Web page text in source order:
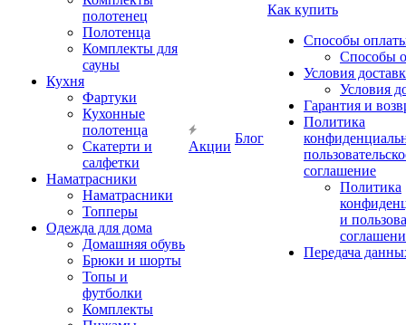
полотенец
Полотенца
Комплекты для
сауны
Кухня
Фартуки
Кухонные
полотенца
Скатерти и
салфетки
Наматрасники
Наматрасники
Топперы
Одежда для дома
Домашняя обувь
Брюки и шорты
Топы и
футболки
Комплекты
Акции
Блог
Как купить
Способы
Способы
Условия
Условия
Гарантия и
Политика
соглашение
Политика
и
Передача